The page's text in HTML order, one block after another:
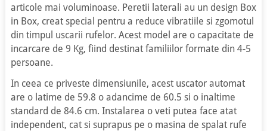
articole mai voluminoase. Peretii laterali au un design Box
in Box, creat special pentru a reduce vibratiile si zgomotul
din timpul uscarii rufelor. Acest model are o capacitate de
incarcare de 9 Kg, fiind destinat familiilor formate din 4-5
persoane.
In ceea ce priveste dimensiunile, acest uscator automat
are o latime de 59.8 o adancime de 60.5 si o inaltime
standard de 84.6 cm. Instalarea o veti putea face atat
independent, cat si suprapus pe o masina de spalat rufe